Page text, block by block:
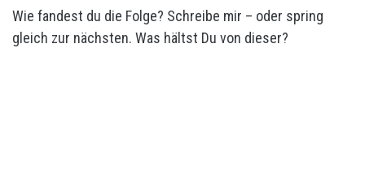
Wie fandest du die Folge? Schreibe mir – oder spring
gleich zur nächsten. Was hältst Du von dieser?